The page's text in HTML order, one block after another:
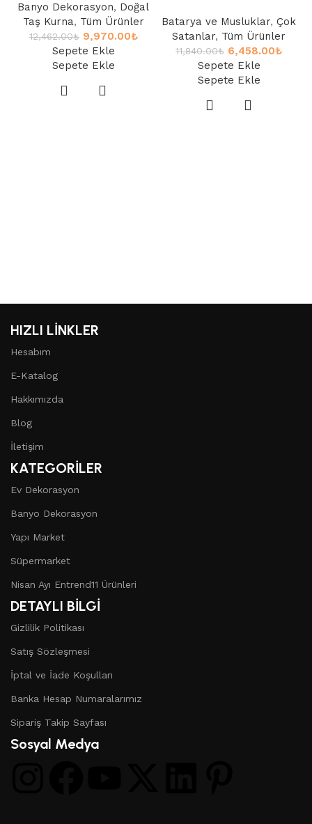
Banyo Dekorasyon, Doğal
Taş Kurna, Tüm Ürünler
12,462.00₺ 9,970.00₺
Sepete Ekle
Sepete Ekle
Batarya ve Musluklar, Çok
Satanlar, Tüm Ürünler
11,840.00₺ 6,458.00₺
Sepete Ekle
Sepete Ekle
HIZLI LİNKLER
Hesabım
E-Katalog
Hakkımızda
Blog
İletişim
KATEGORİLER
Ev Dekorasyon
Banyo Dekorasyon
Yapı Market
Süpermarket
Nisan Ayı Entrend11 Ürünleri
DETAYLI BİLGİ
Gizlilik Politikası
Satış Sözleşmesi
İptal ve İade Koşulları
Banka Hesap Numaralarımız
Sipariş Takip Sayfası
Sosyal Medya